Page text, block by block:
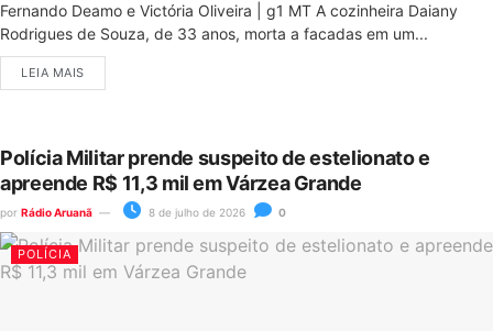
Fernando Deamo e Victória Oliveira | g1 MT A cozinheira Daiany
Rodrigues de Souza, de 33 anos, morta a facadas em um...
LEIA MAIS
Polícia Militar prende suspeito de estelionato e
apreende R$ 11,3 mil em Várzea Grande
por Rádio Aruanã 8 de julho de 2026 0
POLÍCIA